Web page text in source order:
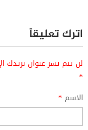
اترك تعليقاً
لن يتم نشر عنوان بريدك
*
الاسم *